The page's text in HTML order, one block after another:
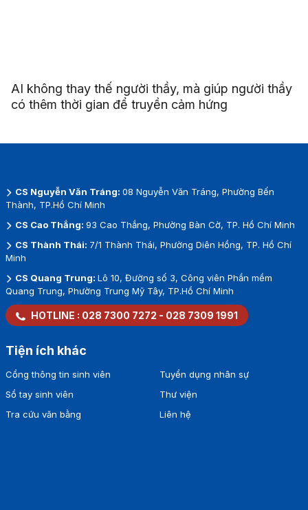
AI không thay thế người thầy, mà giúp người thầy
có thêm thời gian để truyền cảm hứng
CS Nguyễn Văn Tráng: 08 Nguyễn Văn Tráng, Phường Bến
Thành, TP.Hồ Chí Minh
CS Cao Thắng: 93 Cao Thắng, Phường Bàn Cờ, TP. Hồ Chí Minh
CS Thành Thái: 7/1 Thành Thái, Phường Diên Hồng, TP. Hồ Chí
Minh
CS Quang Trung: Lô 10, Đường số 3, Công viên Phần mềm
Quang Trung, Phường Trung Mỹ Tây, TP.Hồ Chí Minh
HOTLINE : 028 7300 7272 - 028 7309 1991
Tiện ích khác
Cổng thông tin sinh viên
Sổ tay sinh viên
Tra cứu văn bằng
Tuyển dụng nhân sự
Thư viện
Liên hệ